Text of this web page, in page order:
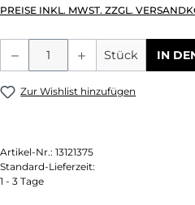
PREISE INKL. MWST. ZZGL.
Produkt Anzahl: Gib
Stück IN
Zur Wishlist hinzufügen
Artikel-Nr.: 13121375
Standard-Lieferzeit:
1 - 3 Tage